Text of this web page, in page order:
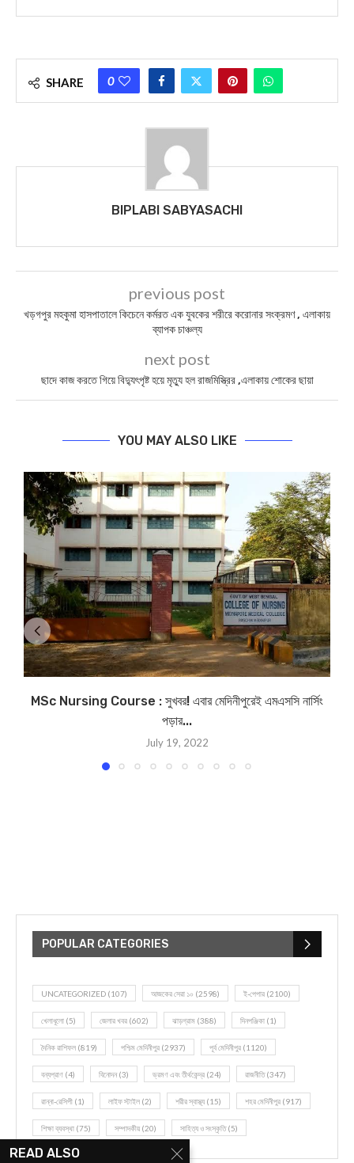
SHARE 0
BIPLABI SABYASACHI
previous post
খড়গপুর মহকুমা হাসপাতালে কিচেনে কর্মরত এক যুবকের শরীরে করোনার সংক্রমণ , এলাকায়
ব্যাপক চাঞ্চল্য
next post
ছাদে কাজ করতে গিয়ে বিদ্যুৎপৃষ্ট হয়ে মৃত্যু হল রাজমিস্ত্রির ,এলাকায় শোকের ছায়া
YOU MAY ALSO LIKE
MSc Nursing Course : সুখবর! এবার মেদিনীপুরেই এমএসসি নার্সিং
পড়ার...
July 19, 2022
POPULAR CATEGORIES
UNCATEGORIZED (107) আজকের সেরা ১০ (2598) ই-পেপার (2100)
খেলাধূলো (5) জেলার খবর (602) ঝাড়গ্রাম (388) দিনপঞ্জিকা (1)
দৈনিক রাশিফল (819) পশ্চিম মেদিনীপুর (2937) পূর্ব মেদিনীপুর (1120)
বন্যপ্রাণ (4) বিনোদন(3) ভ্রমণ এবং তীর্থকেন্দ্র (24) রাজনীতি(347)
রান্না-রেসিপী (1) লাইফ স্টাইল (2) শরীর স্বাস্থ্য (15) শহর মেদিনীপুর (917)
শিক্ষা ব্যবস্থা (75) সম্পাদকীয় (20) সাহিত্য ও সংস্কৃতি(5)
READ ALSO